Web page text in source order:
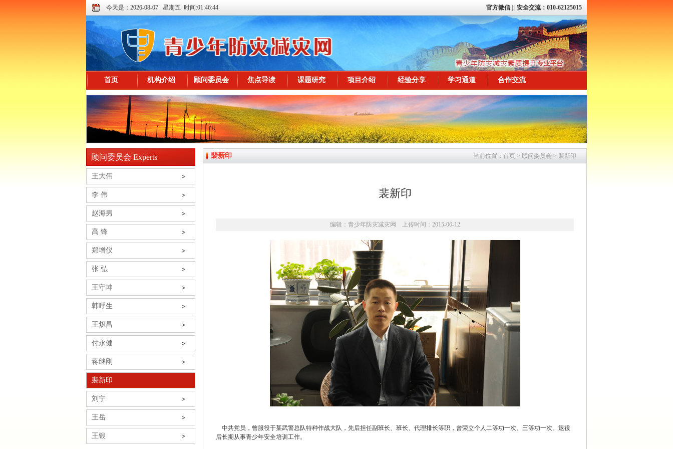
官方微信| 安全交流：010-62125015
今天是：2026-08-07 星期五 时间:01:46:44
首页 机构介绍 顾问委员会 焦点导读 课题研究 项目介绍 经验分享 学习通道 合作交流
顾问委员会 Experts
王大伟
李 伟
赵海男
高 锋
郑增仪
张 弘
王守坤
韩呼生
王炽昌
付永健
蒋继刚
裴新印
刘宁
王岳
王银
当前位置： 首页 > 顾问委员会 > 裴新印
裴新印
裴新印
编辑：青少年防灾减灾网 上传时间：2015-06-12
中共党员，曾服役于某武警总队特种作战大队，先后担任副班长、班长、代理排长等职，曾荣立个人二等功一次、三等功一次。退役
后长期从事青少年安全培训工作。